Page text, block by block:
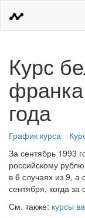
Курс
года
График курса
За сентябрь 1993
российскому
в 6 случаях из 9,
сентября, когда
См. также: курсы